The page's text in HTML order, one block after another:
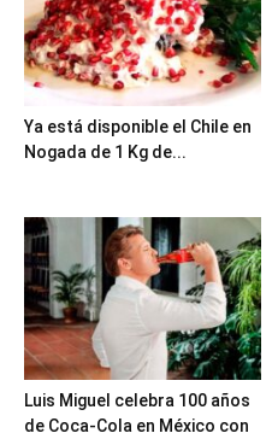
Ya está disponible el Chile en
Nogada de 1 Kg de...
Luis Miguel celebra 100 años
de Coca-Cola en México con